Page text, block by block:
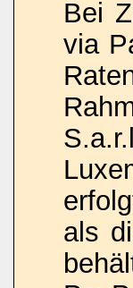
Bei
via
als